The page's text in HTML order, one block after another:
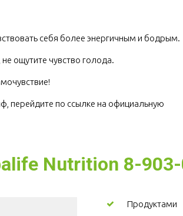
себя более энергичным и бодрым.
ощутите чувство голода.
перейдите по ссылке на официальную
Nutrition 8-